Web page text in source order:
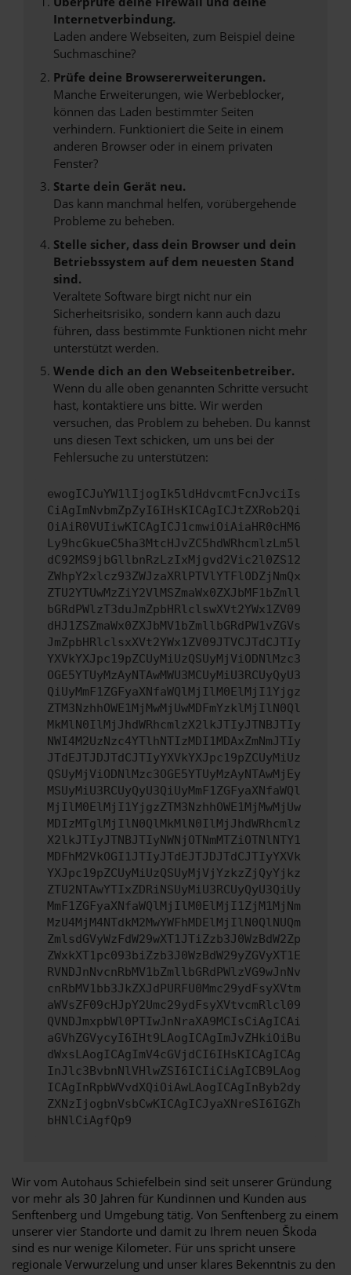
Internetverbindung.
Laden andere Webseiten, zum Beispiel deine
Suchmaschine?
Prüfe deine Browsererweiterungen.
Manche Erweiterungen, wie Werbeblocker,
können das Laden bestimmter Seiten
verhindern. Funktioniert die Seite in einem
anderen Browser oder in einem privaten
Fenster?
Starte dein Gerät neu.
Das kann manchmal helfen, vorübergehende
Probleme zu beheben.
Stelle sicher, dass dein Browser und dein
Betriebssystem auf dem neuesten Stand
sind.
Veraltete Software birgt nicht nur ein
Sicherheitsrisiko, sondern kann auch dazu
führen, dass bestimmte Funktionen nicht mehr
unterstützt werden.
Wende dich an den Webseitenbetreiber.
Wenn du alle oben genannten Schritte versucht
hast, kontaktiere uns bitte. Wir werden
versuchen, das Problem zu beheben. Du kannst
uns diesen Text schicken, um uns bei der
Fehlersuche zu unterstützen:
ewogICJuYW1lIjogIk5ldHdvcmtFcnJvciIs
CiAgImNvbmZpZyI6IHsKICAgICJtZXRob2Qi
OiAiR0VUIiwKICAgICJ1cmwiOiAiaHR0cHM6
Ly9hcGkueC5ha3MtcHJvZC5hdWRhcmlzLm5l
dC92MS9jbGllbnRzLzIxMjgvd2Vic2l0ZS12
ZWhpY2xlcz93ZWJzaXRlPTVlYTFlODZjNmQx
ZTU2YTUwMzZiY2VlMSZmaWx0ZXJbMF1bZmll
bGRdPWlzT3duJmZpbHRlclswXVt2YWx1ZV09
dHJ1ZSZmaWx0ZXJbMV1bZmllbGRdPW1vZGVs
JmZpbHRlclsxXVt2YWx1ZV09JTVCJTdCJTIy
YXVkYXJpc19pZCUyMiUzQSUyMjViODNlMzc3
OGE5YTUyMzAyNTAwMWU3MCUyMiU3RCUyQyU3
QiUyMmF1ZGFyaXNfaWQlMjIlM0ElMjI1Yjgz
ZTM3NzhhOWE1MjMwMjUwMDFmYzklMjIlN0Ql
MkMlN0IlMjJhdWRhcmlzX2lkJTIyJTNBJTIy
NWI4M2UzNzc4YTlhNTIzMDI1MDAxZmNmJTIy
JTdEJTJDJTdCJTIyYXVkYXJpc19pZCUyMiUz
QSUyMjViODNlMzc3OGE5YTUyMzAyNTAwMjEy
MSUyMiU3RCUyQyU3QiUyMmF1ZGFyaXNfaWQl
MjIlM0ElMjI1YjgzZTM3NzhhOWE1MjMwMjUw
MDIzMTglMjIlN0QlMkMlN0IlMjJhdWRhcmlz
X2lkJTIyJTNBJTIyNWNjOTNmMTZiOTNlNTY1
MDFhM2VkOGI1JTIyJTdEJTJDJTdCJTIyYXVk
YXJpc19pZCUyMiUzQSUyMjVjYzkzZjQyYjkz
ZTU2NTAwYTIxZDRiNSUyMiU3RCUyQyU3QiUy
MmF1ZGFyaXNfaWQlMjIlM0ElMjI1ZjM1MjNm
MzU4MjM4NTdkM2MwYWFhMDElMjIlN0QlNUQm
ZmlsdGVyWzFdW29wXT1JTiZzb3J0WzBdW2Zp
ZWxkXT1pc093biZzb3J0WzBdW29yZGVyXT1E
RVNDJnNvcnRbMV1bZmllbGRdPWlzVG9wJnNv
cnRbMV1bb3JkZXJdPURFU0Mmc29ydFsyXVtm
aWVsZF09cHJpY2Umc29ydFsyXVtvcmRlcl09
QVNDJmxpbWl0PTIwJnNraXA9MCIsCiAgICAi
aGVhZGVycyI6IHt9LAogICAgImJvZHkiOiBu
dWxsLAogICAgImV4cGVjdCI6IHsKICAgICAg
InJlc3BvbnNlVHlwZSI6ICIiCiAgICB9LAog
ICAgInRpbWVvdXQiOiAwLAogICAgInByb2dy
ZXNzIjogbnVsbCwKICAgICJyaXNreSI6IGZh
bHNlCiAgfQp9
Wir vom Autohaus Schiefelbein sind seit unserer Gründung
vor mehr als 30 Jahren für Kundinnen und Kunden aus
Senftenberg und Umgebung tätig. Von Senftenberg zu einem
unserer vier Standorte und damit zu Ihrem neuen Škoda
sind es nur wenige Kilometer. Für uns spricht unsere
regionale Verwurzelung und unser klares Bekenntnis zu den